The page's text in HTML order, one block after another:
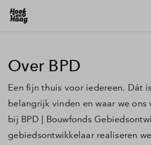
Over BPD
Een fijn thuis voor iedereen. Dát
belangrijk vinden en waar we ons
bij BPD | Bouwfonds
gebiedsontwikkelaar realiseren